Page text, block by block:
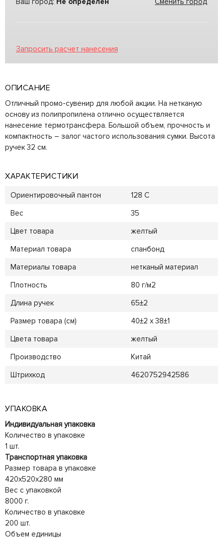
Запросить расчет нанесения
ОПИСАНИЕ
Отличный промо-сувенир для любой акции. На нетканую
основу из полипропилена отлично осуществляется
нанесение термотрансфера. Большой объем, прочность и
компактность – залог частого использования сумки. Высота
ручек 32 см.
ХАРАКТЕРИСТИКИ
Ориентировочный пантон
128 C
Вес
35
Цвет товара
желтый
Материал товара
спанбонд
Материалы товара
нетканый материал
Плотность
80 г/м2
Длина ручек
65±2
Размер товара (см)
40±2 х 38±1
Цвета товара
желтый
Производство
Китай
Штрихкод
4620752942586
УПАКОВКА
Индивидуальная упаковка
Количество в упаковке
1 шт.
Транспортная упаковка
Размер товара в упаковке
420x520x280 мм
Вес с упаковкой
8000 г.
Количество в упаковке
200 шт.
Объем единицы